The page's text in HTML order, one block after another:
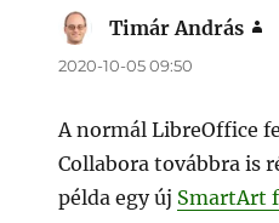
Timár András
2020-10-05 09:50
A normál LibreOffice
Collabora továbbra is
példa egy új SmartArt